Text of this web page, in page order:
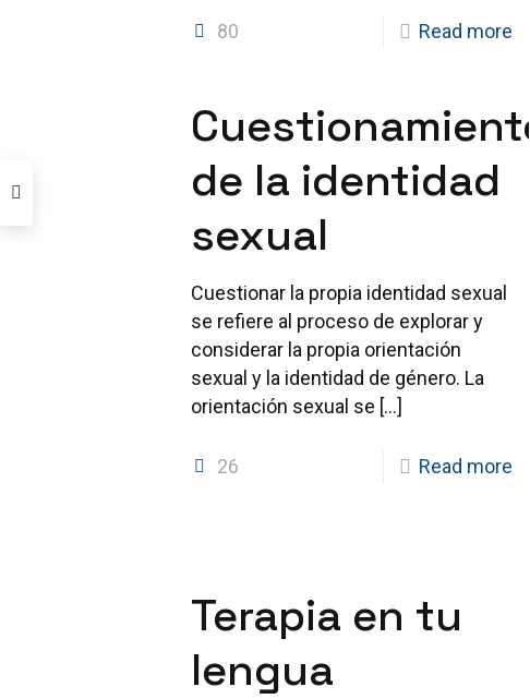
80 Read more
Cuestionamiento
de la identidad
sexual
Cuestionar la propia identidad sexual
se refiere al proceso de explorar y
considerar la propia orientación
sexual y la identidad de género. La
orientación sexual se […]
26 Read more
Terapia en tu
lengua